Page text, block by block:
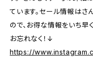
ています。セール情報はさ
ので、お得な情報をいち早
お忘れなく！↓
https://